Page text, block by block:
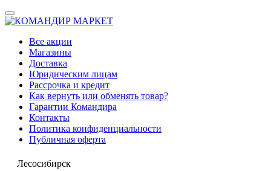
Все акции
Магазины
Доставка
Юридическим лицам
Рассрочка и кредит
Как вернуть или обменять товар?
Гарантии Командира
Контакты
Политика конфиденциальности
Публичная оферта
Лесосибирск